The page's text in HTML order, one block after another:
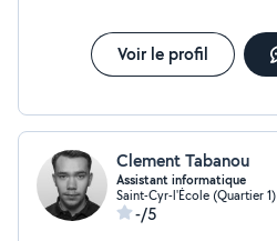
Voir le profil
Clement Tabanou
Assistant informatique
Saint-Cyr-l'École (Quartier 1)
-/5